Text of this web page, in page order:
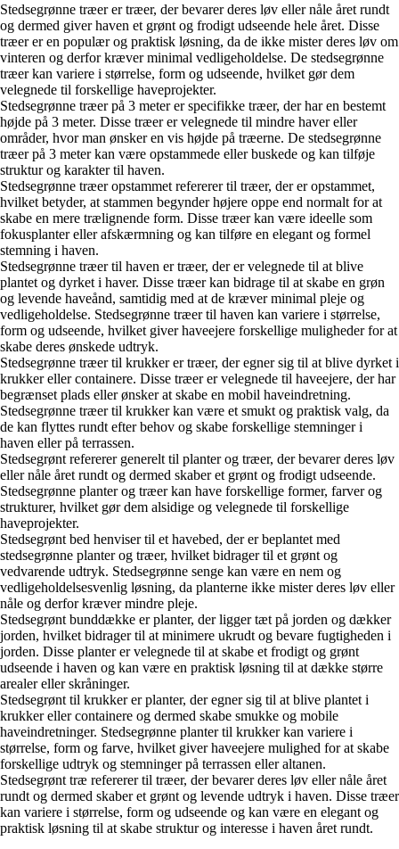
Stedsegrønne træer er træer, der bevarer deres løv eller nåle året rundt
og dermed giver haven et grønt og frodigt udseende hele året. Disse
træer er en populær og praktisk løsning, da de ikke mister deres løv om
vinteren og derfor kræver minimal vedligeholdelse. De stedsegrønne
træer kan variere i størrelse, form og udseende, hvilket gør dem
velegnede til forskellige haveprojekter.
Stedsegrønne træer på 3 meter er specifikke træer, der har en bestemt
højde på 3 meter. Disse træer er velegnede til mindre haver eller
områder, hvor man ønsker en vis højde på træerne. De stedsegrønne
træer på 3 meter kan være opstammede eller buskede og kan tilføje
struktur og karakter til haven.
Stedsegrønne træer opstammet refererer til træer, der er opstammet,
hvilket betyder, at stammen begynder højere oppe end normalt for at
skabe en mere trælignende form. Disse træer kan være ideelle som
fokusplanter eller afskærmning og kan tilføre en elegant og formel
stemning i haven.
Stedsegrønne træer til haven er træer, der er velegnede til at blive
plantet og dyrket i haver. Disse træer kan bidrage til at skabe en grøn
og levende haveånd, samtidig med at de kræver minimal pleje og
vedligeholdelse. Stedsegrønne træer til haven kan variere i størrelse,
form og udseende, hvilket giver haveejere forskellige muligheder for at
skabe deres ønskede udtryk.
Stedsegrønne træer til krukker er træer, der egner sig til at blive dyrket i
krukker eller containere. Disse træer er velegnede til haveejere, der har
begrænset plads eller ønsker at skabe en mobil haveindretning.
Stedsegrønne træer til krukker kan være et smukt og praktisk valg, da
de kan flyttes rundt efter behov og skabe forskellige stemninger i
haven eller på terrassen.
Stedsegrønt refererer generelt til planter og træer, der bevarer deres løv
eller nåle året rundt og dermed skaber et grønt og frodigt udseende.
Stedsegrønne planter og træer kan have forskellige former, farver og
strukturer, hvilket gør dem alsidige og velegnede til forskellige
haveprojekter.
Stedsegrønt bed henviser til et havebed, der er beplantet med
stedsegrønne planter og træer, hvilket bidrager til et grønt og
vedvarende udtryk. Stedsegrønne senge kan være en nem og
vedligeholdelsesvenlig løsning, da planterne ikke mister deres løv eller
nåle og derfor kræver mindre pleje.
Stedsegrønt bunddække er planter, der ligger tæt på jorden og dækker
jorden, hvilket bidrager til at minimere ukrudt og bevare fugtigheden i
jorden. Disse planter er velegnede til at skabe et frodigt og grønt
udseende i haven og kan være en praktisk løsning til at dække større
arealer eller skråninger.
Stedsegrønt til krukker er planter, der egner sig til at blive plantet i
krukker eller containere og dermed skabe smukke og mobile
haveindretninger. Stedsegrønne planter til krukker kan variere i
størrelse, form og farve, hvilket giver haveejere mulighed for at skabe
forskellige udtryk og stemninger på terrassen eller altanen.
Stedsegrønt træ refererer til træer, der bevarer deres løv eller nåle året
rundt og dermed skaber et grønt og levende udtryk i haven. Disse træer
kan variere i størrelse, form og udseende og kan være en elegant og
praktisk løsning til at skabe struktur og interesse i haven året rundt.